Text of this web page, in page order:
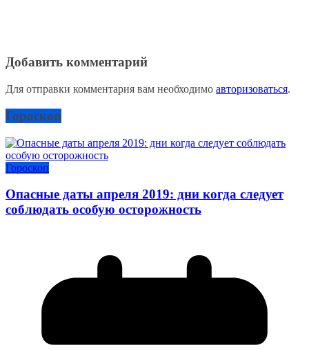
Добавить комментарий
Для отправки комментария вам необходимо авторизоваться.
Гороскоп
Гороскоп
Опасные даты апреля 2019: дни когда следует
соблюдать особую осторожность